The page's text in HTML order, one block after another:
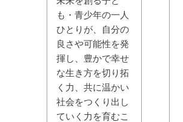
も・青少年の一人
ひとりが、自分の
良さや可能性を発
揮し、豊かで幸せ
な生き方を切り拓
く力、共に温かい
社会をつくり出し
ていく力を育むこ